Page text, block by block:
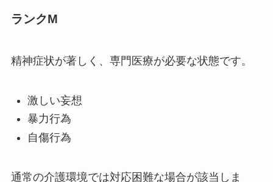
ランクM
精神症状が著しく、専門医療が必要な状態です。
激しい妄想
暴力行為
自傷行為
通常の介護環境では対応困難な場合が該当しま